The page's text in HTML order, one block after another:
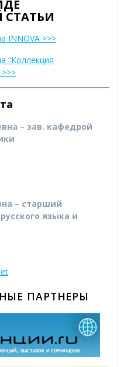
INNOVA >>>
“Коллекция
– зав. кафедрой
– старший
языка и
ПАРТНЕРЫ